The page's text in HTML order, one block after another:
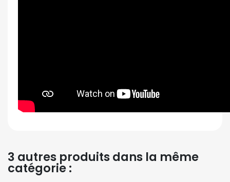
3 autres produits dans la même
catégorie :